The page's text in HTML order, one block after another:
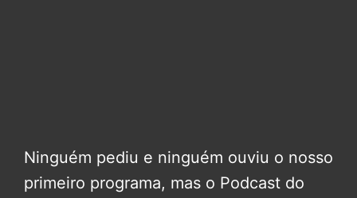
Ninguém pediu e ninguém ouviu o nosso
primeiro programa, mas o Podcast do